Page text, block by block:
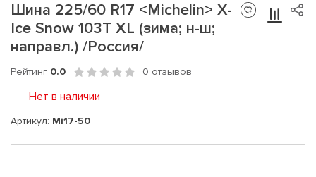
Шина 225/60 R17 <Michelin> X-
Ice Snow 103T XL (зима; н-ш;
направл.) /Россия/
Рейтинг 0.0 0 отзывов
Нет в наличии
Артикул: Mi17-50